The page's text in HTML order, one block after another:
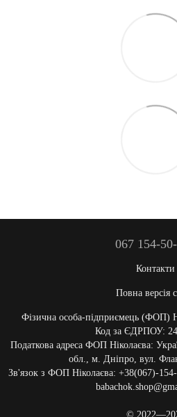
067 154-
Контакти
Повна версія
Фізична особа-підприємець (ФОП)
Код за ЄДРПОУ:
Податкова адреса ФОП Ніколаєва:
обл., м. Дніпро, вул.
Зв'язок з ФОП Ніколаєва: +38(067)-
©